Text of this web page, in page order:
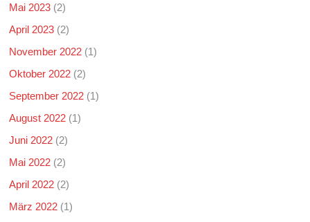
Mai 2023 (2)
April 2023 (2)
November 2022 (1)
Oktober 2022 (2)
September 2022 (1)
August 2022 (1)
Juni 2022 (2)
Mai 2022 (2)
April 2022 (2)
März 2022 (1)